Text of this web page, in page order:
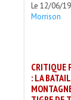
Le 12/06/
Morrison
CRITIQUE
: LA